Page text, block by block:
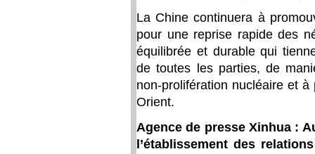
La Chine continuera à
pour une reprise rapide des
équilibrée et durable qui
de toutes les parties, de
non-prolifération nucléaire et
Orient.
Agence de presse Xinhua :
l’établissement des